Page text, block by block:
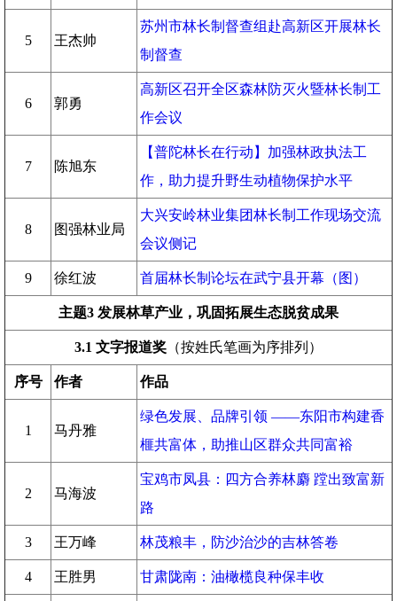
5 王杰帅
苏州市林长制督查组赴高新区开展林长
制督查
6 郭勇
高新区召开全区森林防灭火暨林长制工
作会议
7 陈旭东
【普陀林长在行动】加强林政执法工
作，助力提升野生动植物保护水平
8 图强林业局
大兴安岭林业集团林长制工作现场交流
会议侧记
9 徐红波 首届林长制论坛在武宁县开幕（图）
主题3 发展林草产业，巩固拓展生态脱贫成果
3.1 文字报道奖 （按姓氏笔画为序排列）
序号 作者 作品
1 马丹雅
绿色发展、品牌引领 ——东阳市构建香
榧共富体，助推山区群众共同富裕
2 马海波
宝鸡市凤县：四方合养林麝 蹚出致富新
路
3 王万峰 林茂粮丰，防沙治沙的吉林答卷
4 王胜男 甘肃陇南：油橄榄良种保丰收